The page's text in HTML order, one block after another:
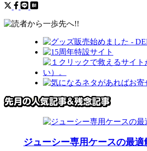
ジューシー専用ケースの最適